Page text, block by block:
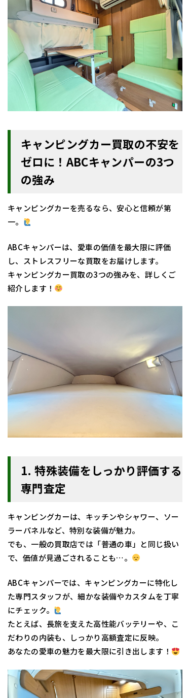
キャンピングカー買取の不安を
ゼロに！ABCキャンパーの3つ
の強み
キャンピングカーを売るなら、安心と信頼が第
一。
ABCキャンパーは、愛車の価値を最大限に評価
し、ストレスフリーな買取をお届けします。
キャンピングカー買取の3つの強みを、詳しくご
紹介します！
1. 特殊装備をしっかり評価する
専門査定
キャンピングカーは、キッチンやシャワー、ソー
ラーパネルなど、特別な装備が魅力。
でも、一般の買取店では「普通の車」と同じ扱い
で、価値が見過ごされることも…。
ABCキャンパーでは、キャンピングカーに特化し
た専門スタッフが、細かな装備やカスタムを丁寧
にチェック。
たとえば、長旅を支えた高性能バッテリーや、こ
だわりの内装も、しっかり高額査定に反映。
あなたの愛車の魅力を最大限に引き出します！